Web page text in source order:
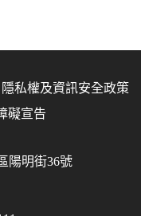
隱私權及資訊安全政策
礙宣告
陽明街36號